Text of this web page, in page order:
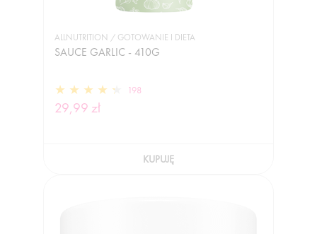
ALLNUTRITION / GOTOWANIE I DIETA
SAUCE GARLIC - 410G
198
29,99 zł
KUPUJĘ